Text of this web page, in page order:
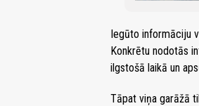
Iegūto informāciju
Konkrētu nodotās
ilgstošā laikā un
Tāpat viņa garāžā